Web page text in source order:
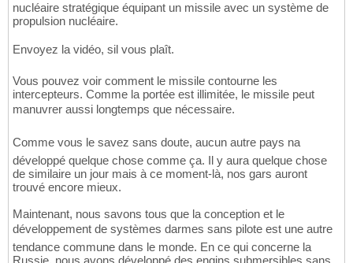
nucléaire stratégique équipant un missile avec un système de
propulsion nucléaire.
Envoyez la vidéo, sil vous plaît.
Vous pouvez voir comment le missile contourne les
intercepteurs. Comme la portée est illimitée, le missile peut
manuvrer aussi longtemps que nécessaire.
Comme vous le savez sans doute, aucun autre pays na
développé quelque chose comme ça. Il y aura quelque chose
de similaire un jour mais à ce moment-là, nos gars auront
trouvé encore mieux.
Maintenant, nous savons tous que la conception et le
développement de systèmes darmes sans pilote est une autre
tendance commune dans le monde. En ce qui concerne la